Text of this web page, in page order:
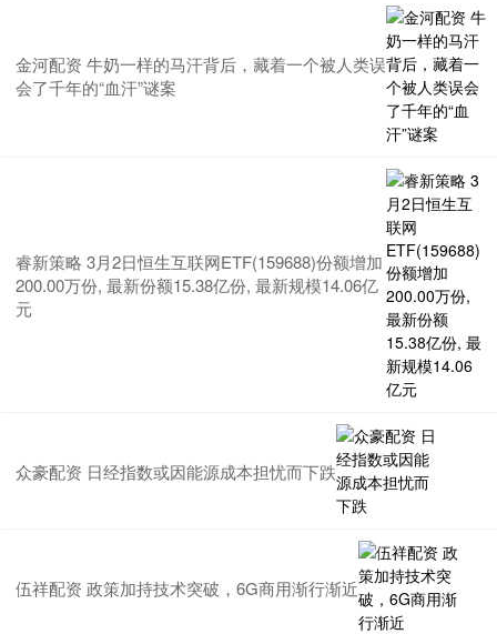
金河配资 牛奶一样的马汗背后，藏着一个被人类误
会了千年的“血汗”谜案
睿新策略 3月2日恒生互联网ETF(159688)份额增加
200.00万份, 最新份额15.38亿份, 最新规模14.06亿
元
众豪配资 日经指数或因能源成本担忧而下跌
伍祥配资 政策加持技术突破，6G商用渐行渐近